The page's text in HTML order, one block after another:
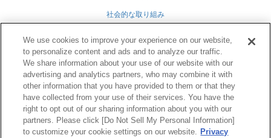
社会的な取り組み
グループ会社
個人情報保護方針
業務運営規定
TwitterFacebook
RSS
We use cookies to improve your experience on our website,
to personalize content and ads and to analyze our traffic.
We share information about your use of our website with our
advertising and analytics partners, who may combine it with
other information that you have provided to them or that they
have collected from your use of their services. You have the
right to opt out of our sharing information about you with our
partners. Please click [Do Not Sell My Personal Information]
to customize your cookie settings on our website. Privacy